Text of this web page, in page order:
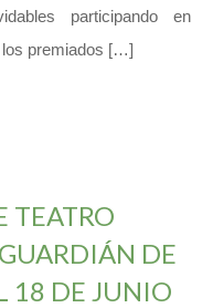
participando en
los premiados […]
TEATRO
DE
18 DE JUNIO